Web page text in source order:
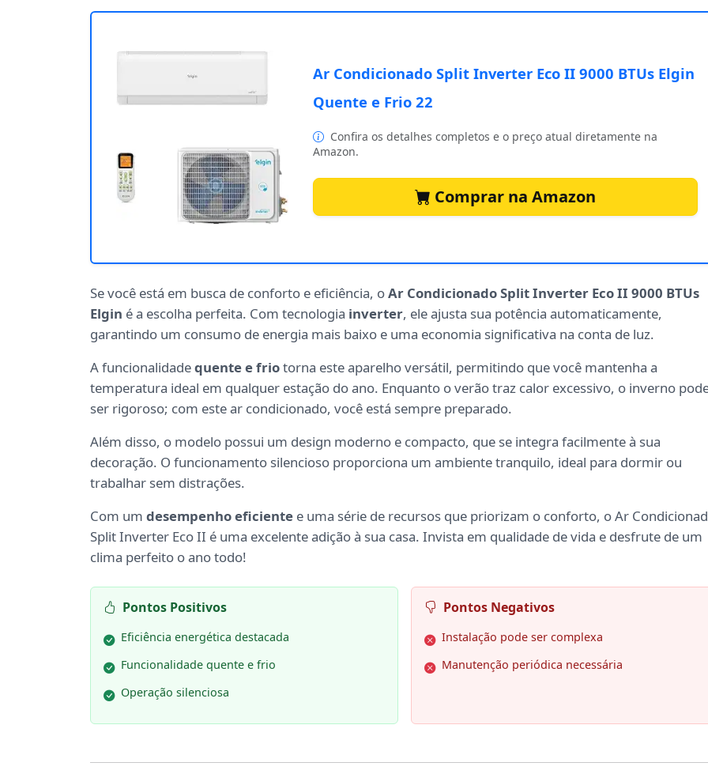
Ar Condicionado Split Inverter Eco II 9000 BTUs Elgin
Quente e Frio 22
Confira os detalhes completos e o preço atual diretamente na
Amazon.
Comprar na Amazon
Se você está em busca de conforto e eficiência, oAr Condicionado Split Inverter Eco II 9000 BTUs
Elgin é a escolha perfeita. Com tecnologia inverter, ele ajusta sua potência automaticamente,
garantindo um consumo de energia mais baixo e uma economia significativa na conta de luz.
A funcionalidadequente e friotorna este aparelho versátil, permitindo que você mantenha a
temperatura ideal em qualquer estação do ano. Enquanto o verão traz calor excessivo, o inverno
ser rigoroso; com este ar condicionado, você está sempre preparado.
Além disso, o modelo possui um design moderno e compacto, que se integra facilmente à sua
decoração. O funcionamento silencioso proporciona um ambiente tranquilo, ideal para dormir ou
trabalhar sem distrações.
Com um desempenho eficiente e uma série de recursos que priorizam o conforto, o Ar
Split Inverter Eco II é uma excelente adição à sua casa. Invista em qualidade de vida e desfrute de um
clima perfeito o ano todo!
Pontos Positivos
Eficiência energética destacada
Funcionalidade quente e frio
Operação silenciosa
Pontos Negativos
Instalação pode ser complexa
Manutenção periódica necessária